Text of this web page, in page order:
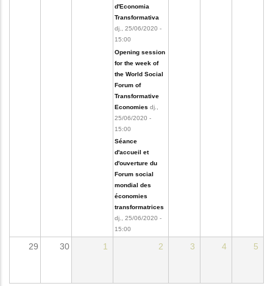
d'Economia
Transformativa
dj., 25/06/2020 -
15:00
Opening session
for the week of
the World Social
Forum of
Transformative
Economies dj.,
25/06/2020 -
15:00
Séance
d'accueil et
d'ouverture du
Forum social
mondial des
économies
transformatrices
dj., 25/06/2020 -
15:00
29 30 1 2 3 4 5